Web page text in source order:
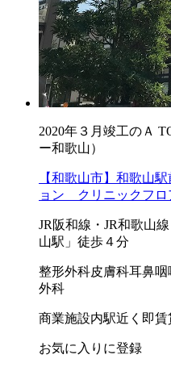
2020年３月竣工のＡ
ー和歌山）
【和歌山市】和歌山
ョン クリニックフ
JR阪和線・JR和歌山
山駅」徒歩４分
整形外科皮膚科耳鼻咽
外科
商業施設内駅近く 即
お気に入りに登録